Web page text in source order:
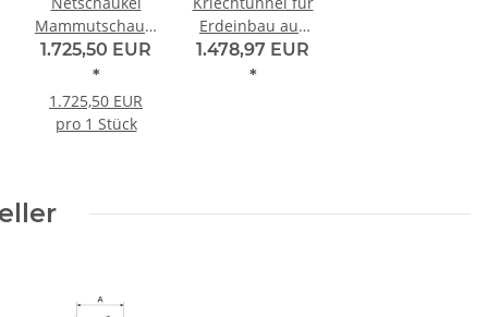
Mammutschaukel
Ø 145 cm
1.725,50 EUR
*
1.725,50 EUR
pro 1 Stück
Erdeinbau aus
PE, Länge 3
Meter, Ø 92 cm
1.478,97 EUR
*